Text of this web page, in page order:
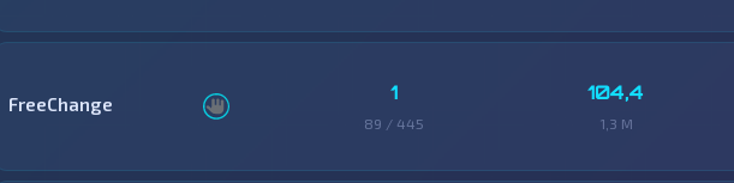
FreeChange 1
89 / 445
104,4
1,3 M